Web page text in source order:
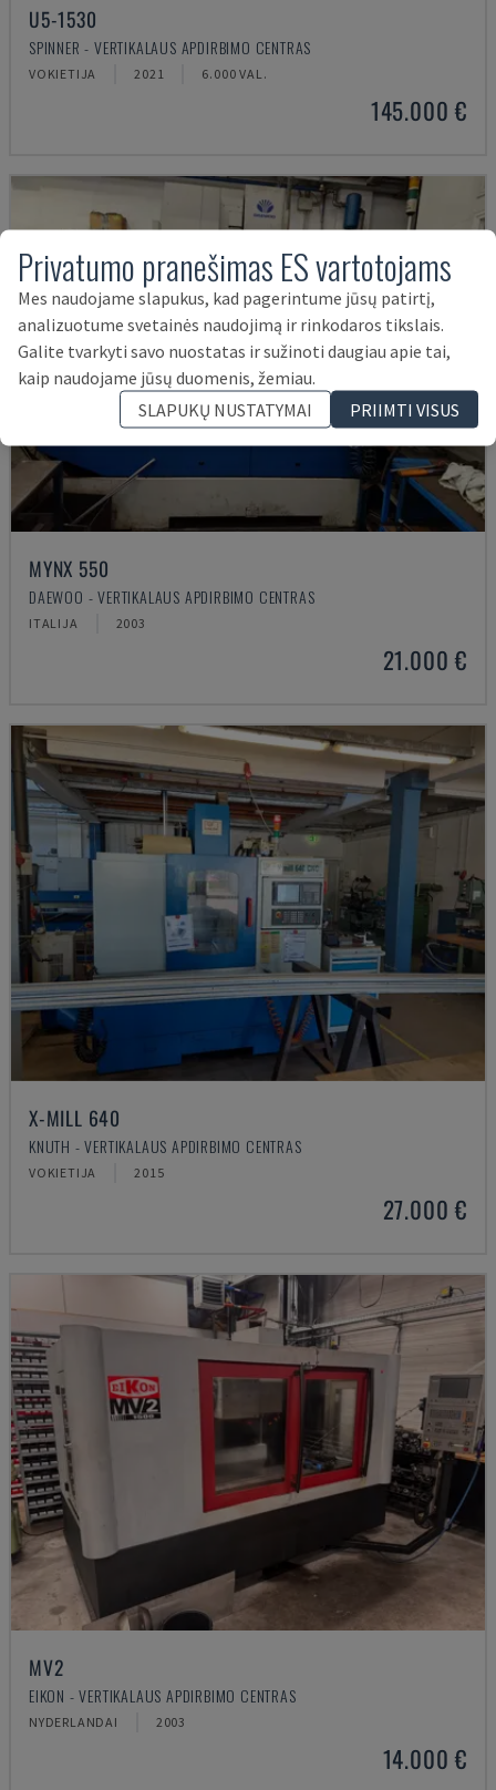
U5-1530
SPINNER - VERTIKALAUS APDIRBIMO CENTRAS
VOKIETIJA 2021 6.000 VAL.
145.000 €
MYNX 550
DAEWOO - VERTIKALAUS APDIRBIMO CENTRAS
ITALIJA 2003
21.000 €
X-MILL 640
KNUTH - VERTIKALAUS APDIRBIMO CENTRAS
VOKIETIJA 2015
27.000 €
MV2
EIKON - VERTIKALAUS APDIRBIMO CENTRAS
NYDERLANDAI 2003
14.000 €
Privatumo pranešimas ES vartotojams
Mes naudojame slapukus, kad pagerintume jūsų patirtį,
analizuotume svetainės naudojimą ir rinkodaros tikslais.
Galite tvarkyti savo nuostatas ir sužinoti daugiau apie tai,
kaip naudojame jūsų duomenis, žemiau.
SLAPUKŲ NUSTATYMAI
PRIIMTI VISUS